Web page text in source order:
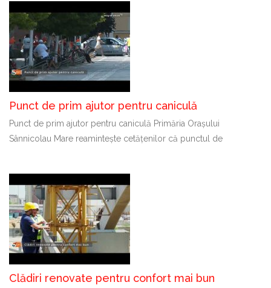
Punct de prim ajutor pentru caniculă
Punct de prim ajutor pentru caniculă Primăria Orașului
Sânnicolau Mare reamintește cetățenilor că punctul de
Clădiri renovate pentru confort mai bun